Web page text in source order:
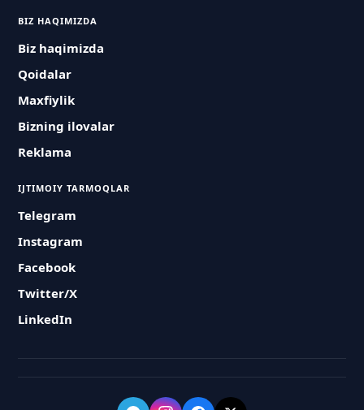
BIZ HAQIMIZDA
Biz haqimizda
Qoidalar
Maxfiylik
Bizning ilovalar
Reklama
IJTIMOIY TARMOQLAR
Telegram
Instagram
Facebook
Twitter/X
LinkedIn